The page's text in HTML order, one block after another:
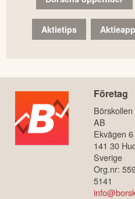
Aktietips
Företag
AB
Ekvägen 6
141 30
Sverige
Org.nr:
5141